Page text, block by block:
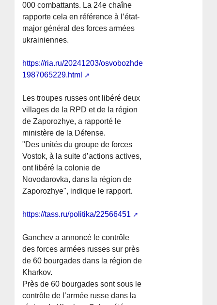
000 combattants. La 24e chaîne
rapporte cela en référence à l’état-
major général des forces armées
ukrainiennes.
https://ria.ru/20241203/osvobozhdenie-
1987065229.html
Les troupes russes ont libéré deux
villages de la RPD et de la région
de Zaporozhye, a rapporté le
ministère de la Défense.
"Des unités du groupe de forces
Vostok, à la suite d’actions actives,
ont libéré la colonie de
Novodarovka, dans la région de
Zaporozhye", indique le rapport.
https://tass.ru/politika/22566451
Ganchev a annoncé le contrôle
des forces armées russes sur près
de 60 bourgades dans la région de
Kharkov.
Près de 60 bourgades sont sous le
contrôle de l’armée russe dans la